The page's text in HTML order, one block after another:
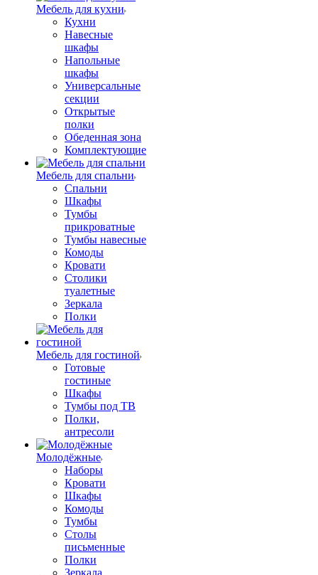
Мебель для кухни
Кухни
Навесные
шкафы
Напольные
шкафы
Универсальные
секции
Открытые
полки
Обеденная зона
Комплектующие
Мебель для спальни
Спальни
Шкафы
Тумбы
прикроватные
Тумбы навесные
Комоды
Кровати
Столики
туалетные
Зеркала
Полки
Мебель для гостиной
Готовые
гостиные
Шкафы
Тумбы под ТВ
Полки,
антресоли
Молодёжные
Наборы
Кровати
Шкафы
Комоды
Тумбы
Столы
письменные
Полки
Зеркала